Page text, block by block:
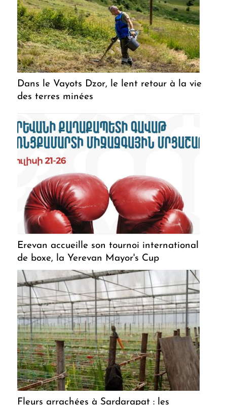
Dans le Vayots Dzor, le lent retour à la vie
des terres minées
Erevan accueille son tournoi international
de boxe, la Yerevan Mayor's Cup
Fleurs arrachées à Sardarapat : les